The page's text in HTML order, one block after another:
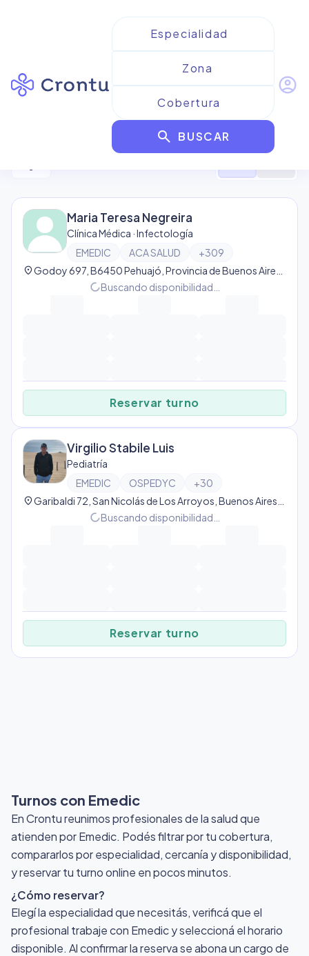
search BUSCAR
account_circle
Resultados paraEMEDIC
filter_alt
Maria Teresa Negreira
Clínica Médica · Infectología
EMEDIC
ACA SALUD +309
location_on
progress_activityBuscando disponibilidad…
Reservar turno
Virgilio Stabile Luis
Pediatría
EMEDIC
OSPEDYC +30
location_on
progress_activityBuscando disponibilidad…
Reservar turno
Turnos con Emedic
En Crontu reunimos profesionales de la salud que
atienden por Emedic. Podés filtrar por tu cobertura,
compararlos por especialidad, cercanía y disponibilidad,
y reservar tu turno online en pocos minutos.
¿Cómo reservar?
Elegí la especialidad que necesitás, verificá que el
profesional trabaje con Emedic y seleccioná el horario
disponible. Al confirmar la reserva se abona un cargo de